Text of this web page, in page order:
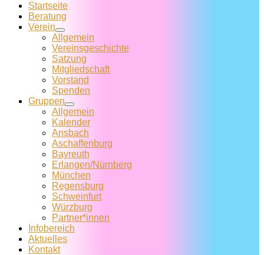
Startseite
Beratung
Verein
Allgemein
Vereins­geschichte
Satzung
Mitglied­schaft
Vorstand
Spenden
Gruppen
Allgemein
Kalender
Ansbach
Aschaffenburg
Bayreuth
Erlangen/Nürnberg
München
Regensburg
Schweinfurt
Würzburg
Partner*innen
Infobereich
Aktuelles
Kontakt